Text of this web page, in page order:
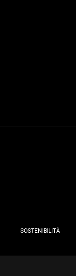
SOSTENIBILITÀ